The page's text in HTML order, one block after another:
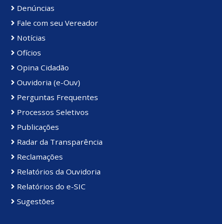
Denúncias
Fale com seu Vereador
Notícias
Ofícios
Opina Cidadão
Ouvidoria (e-Ouv)
Perguntas Frequentes
Processos Seletivos
Publicações
Radar da Transparência
Reclamações
Relatórios da Ouvidoria
Relatórios do e-SIC
Sugestões